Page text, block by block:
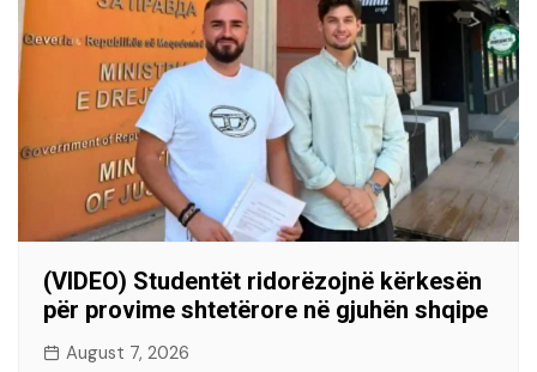
(VIDEO) Studentët ridorëzojnë kërkesën
për provime shtetërore në gjuhën shqipe
August 7, 2026